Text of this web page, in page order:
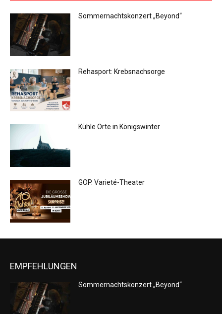
Sommernachtskonzert „Beyond“
Rehasport: Krebsnachsorge
Kühle Orte in Königswinter
GOP. Varieté-Theater
EMPFEHLUNGEN
Sommernachtskonzert „Beyond“